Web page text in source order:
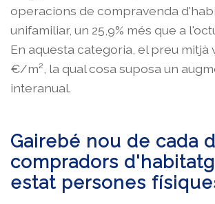
operacions de compravenda
unifamiliar, un 25,9% més que a
En aquesta categoria, el preu mitjà
€/m², la qual cosa suposa un
interanual.
Gairebé nou de cada
compradors
estat persones